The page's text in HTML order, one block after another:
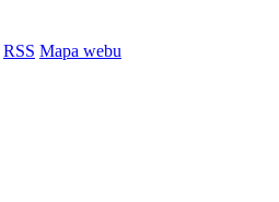
RSS Mapa webu